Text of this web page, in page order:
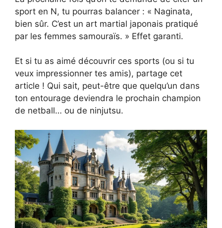
sport en N, tu pourras balancer : « Naginata,
bien sûr. C’est un art martial japonais pratiqué
par les femmes samouraïs. » Effet garanti.
Et si tu as aimé découvrir ces sports (ou si tu
veux impressionner tes amis), partage cet
article ! Qui sait, peut-être que quelqu’un dans
ton entourage deviendra le prochain champion
de netball… ou de ninjutsu.